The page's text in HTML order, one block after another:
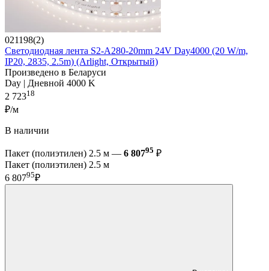
021198(2)
Светодиодная лента S2-A280-20mm 24V Day4000 (20 W/m,
IP20, 2835, 2.5m) (Arlight, Открытый)
Произведено в Беларуси
Day | Дневной 4000 K
2 72318
₽/м
В наличии
Пакет (полиэтилен) 2.5 м — 6 80795 ₽
Пакет (полиэтилен) 2.5 м
6 80795₽